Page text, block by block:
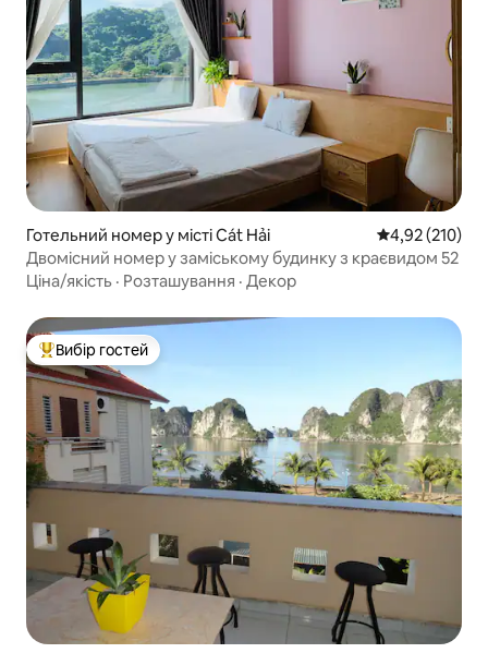
Готельний номер у місті Cát Hải Середня
4,92 (210)
Двомісний номер у заміському будинку з краєвидом 52
Ціна/якість · Розташування · Декор
Топ вибір гостей
Вибір гостей